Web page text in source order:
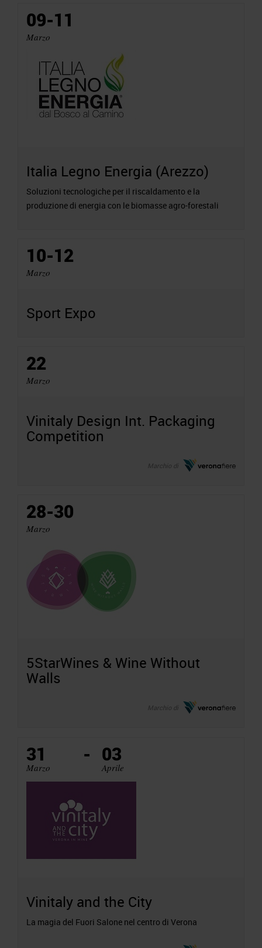
09-11
Marzo
Italia Legno Energia (Arezzo)
Soluzioni tecnologiche per il riscaldamento e la
produzione di energia con le biomasse agro-forestali
10-12
Marzo
Sport Expo
22
Marzo
Vinitaly Design Int. Packaging
Competition
Marchio di
28-30
Marzo
5StarWines & Wine Without
Walls
Marchio di
31
Marzo
- 03
Aprile
Vinitaly and the City
La magia del Fuori Salone nel centro di Verona